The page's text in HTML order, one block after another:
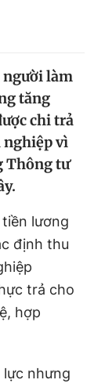
cáo
người làm
tăng
chi trả
nghiệp vì
Thông tư
lương
định thu
trả cho
hợp
nhưng